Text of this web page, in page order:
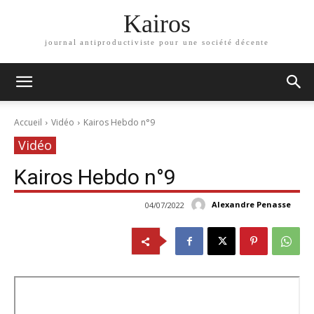
Kairos
journal antiproductiviste pour une société décente
Accueil Vidéo Kairos Hebdo n°9
Vidéo
Kairos Hebdo n°9
Alexandre Penasse
04/07/2022